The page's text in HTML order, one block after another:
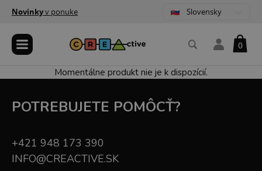
Novinkyv ponuke Slovensky
0
Momentálne produkt nie je k dispozícií.
POTREBUJETE POMÔCŤ?
+421 948 173 390
INFO@CREACTIVE.SK